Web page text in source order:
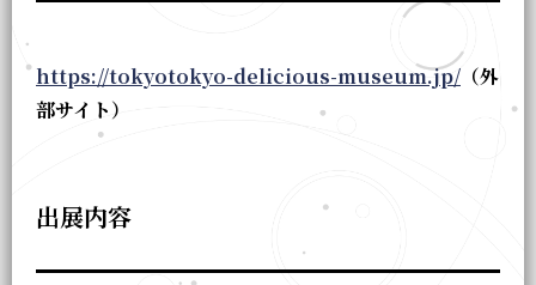
https://tokyotokyo-delicious-museum.jp/ （外
部サイト）
出展内容